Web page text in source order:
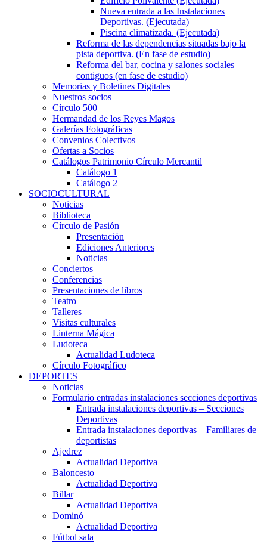
Nueva entrada a las Instalaciones
Deportivas. (Ejecutada)
Piscina climatizada. (Ejecutada)
Reforma de las dependencias situadas bajo la
pista deportiva. (En fase de estudio)
Reforma del bar, cocina y salones sociales
contiguos (en fase de estudio)
Memorias y Boletines Digitales
Nuestros socios
Círculo 500
Hermandad de los Reyes Magos
Galerías Fotográficas
Convenios Colectivos
Ofertas a Socios
Catálogos Patrimonio Círculo Mercantil
Catálogo 1
Catálogo 2
SOCIOCULTURAL
Noticias
Biblioteca
Círculo de Pasión
Presentación
Ediciones Anteriores
Noticias
Conciertos
Conferencias
Presentaciones de libros
Teatro
Talleres
Visitas culturales
Linterna Mágica
Ludoteca
Actualidad Ludoteca
Círculo Fotográfico
DEPORTES
Noticias
Formulario entradas instalaciones secciones deportivas
Entrada instalaciones deportivas – Secciones
Deportivas
Entrada instalaciones deportivas – Familiares de
deportistas
Ajedrez
Actualidad Deportiva
Baloncesto
Actualidad Deportiva
Billar
Actualidad Deportiva
Dominó
Actualidad Deportiva
Fútbol sala